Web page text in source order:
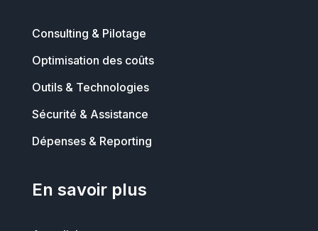
Consulting & Pilotage
Optimisation des coûts
Outils & Technologies
Sécurité & Assistance
Dépenses & Reporting
En savoir plus